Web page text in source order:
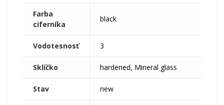
Farba
ciferníka
black
Vodotesnosť 3
Sklíčko hardened, Mineral glass
Stav new